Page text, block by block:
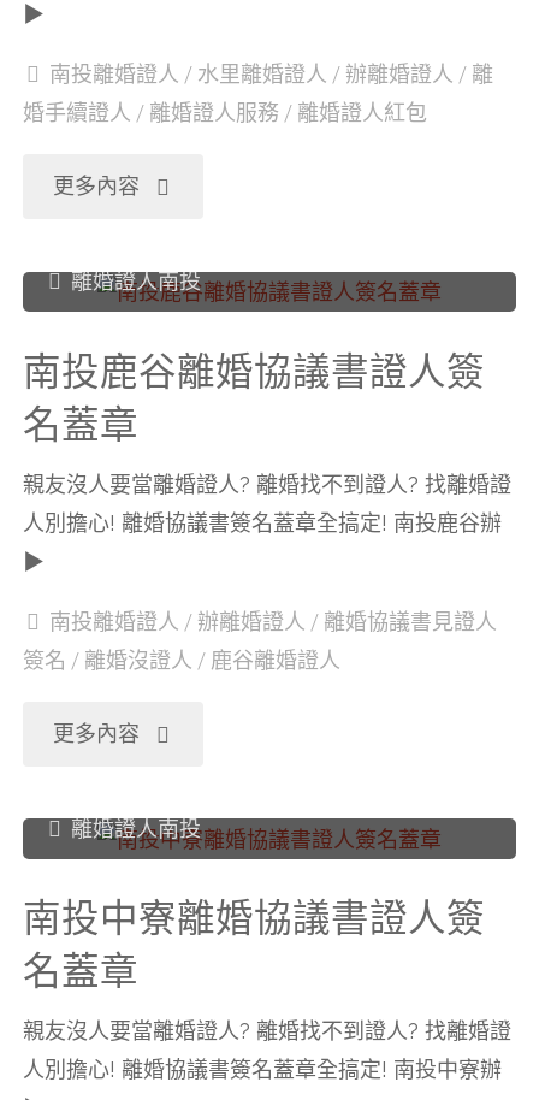
人
簽
蓋
▶
南投離婚證人 / 水里離婚證人 / 辦離婚證人 / 離
婚手續證人 / 離婚證人服務 / 離婚證人紅包
更多內容 "南
水
里
婚
人
簽
蓋
離婚證人南投
南投鹿谷離婚協議書證人簽
名蓋章
親友沒人要當離婚證人? 離婚找不到證人? 找離婚證
人別擔心! 離婚協議書簽名蓋章全搞定! 南投鹿谷辦
▶
南投離婚證人 / 辦離婚證人 / 離婚協議書見證人
簽名 / 離婚沒證人 / 鹿谷離婚證人
更多內容 "南
鹿
谷
婚
離婚證人南投
南投中寮離婚協議書證人簽
名蓋章
親友沒人要當離婚證人? 離婚找不到證人? 找離婚證
人別擔心! 離婚協議書簽名蓋章全搞定! 南投中寮辦